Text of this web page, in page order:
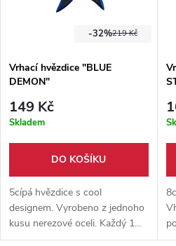
219 Kč
-32%
Vrhací hvězdice "BLUE
DEMON"
149 Kč
Skladem
DO KOŠÍKU
5cípá hvězdice s cool
designem. Vyrobeno z jednoho
kusu nerezové oceli. Každý 1
cíp je omotaný modrou